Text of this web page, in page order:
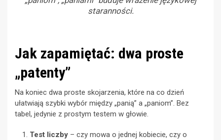
staranności.
Jak zapamiętać: dwa proste
„patenty”
Na koniec dwa proste skojarzenia, które na co dzień
ułatwiają szybki wybór między „panią” a „paniom”. Bez
tabel, jedynie z prostym testem w głowie.
Test liczby – czy mowa o jednej kobiecie, czy o